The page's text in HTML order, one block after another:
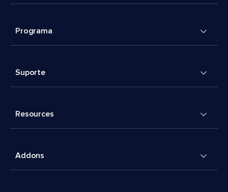
Programa
Suporte
Resources
Addons